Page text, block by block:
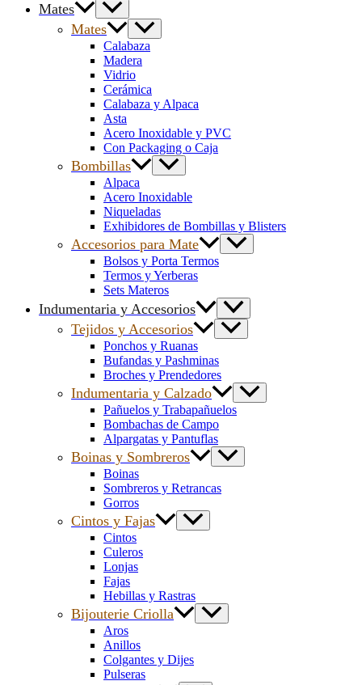
Mates
Mates
Calabaza
Madera
Vidrio
Cerámica
Calabaza y Alpaca
Asta
Acero Inoxidable y PVC
Con Packaging o Caja
Bombillas
Alpaca
Acero Inoxidable
Niqueladas
Exhibidores de Bombillas y Blisters
Accesorios para Mate
Bolsos y Porta Termos
Termos y Yerberas
Sets Materos
Indumentaria y Accesorios
Tejidos y Accesorios
Ponchos y Ruanas
Bufandas y Pashminas
Broches y Prendedores
Indumentaria y Calzado
Pañuelos y Trabapañuelos
Bombachas de Campo
Alpargatas y Pantuflas
Boinas y Sombreros
Boinas
Sombreros y Retrancas
Gorros
Cintos y Fajas
Cintos
Culeros
Lonjas
Fajas
Hebillas y Rastras
Bijouterie Criolla
Aros
Anillos
Colgantes y Dijes
Pulseras